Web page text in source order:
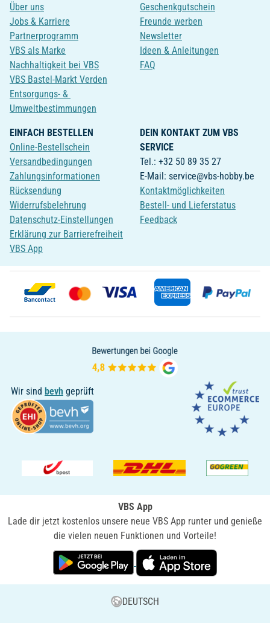
Über uns
Jobs & Karriere
Partnerprogramm
VBS als Marke
Nachhaltigkeit bei VBS
VBS Bastel-Markt Verden
Entsorgungs- &
Umweltbestimmungen
Geschenkgutschein
Freunde werben
Newsletter
Ideen & Anleitungen
FAQ
EINFACH BESTELLEN
Online-Bestellschein
Versandbedingungen
Zahlungsinformationen
Rücksendung
Widerrufsbelehrung
Datenschutz-Einstellungen
Erklärung zur Barrierefreiheit
VBS App
DEIN KONTAKT ZUM VBS
SERVICE
Tel.: +32 50 89 35 27
E-Mail: service@vbs-hobby.be
Kontaktmöglichkeiten
Bestell- und Lieferstatus
Feedback
Wir sind bevh geprüft
VBS App
Lade dir jetzt kostenlos unsere neue VBS App runter und genieße
die vielen neuen Funktionen und Vorteile!
DEUTSCH